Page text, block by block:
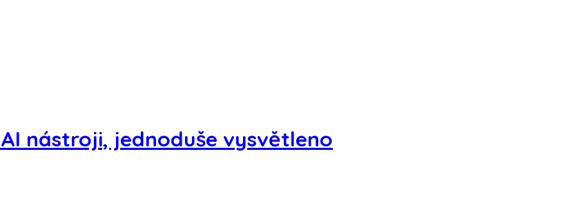
nástroji, jednoduše vysvětleno